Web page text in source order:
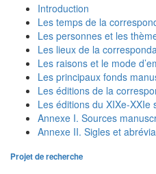
Introduction
Les temps de la
Les personnes et les
Les lieux de la
Les raisons et le mode
Les principaux fonds
Les éditions de la
Les éditions du XIXe-XXIe
Annexe I. Sources
Annexe II. Sigles et
Projet de recherche